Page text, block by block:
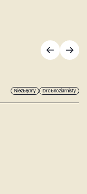
Niezbędny Drobnoziarnisty